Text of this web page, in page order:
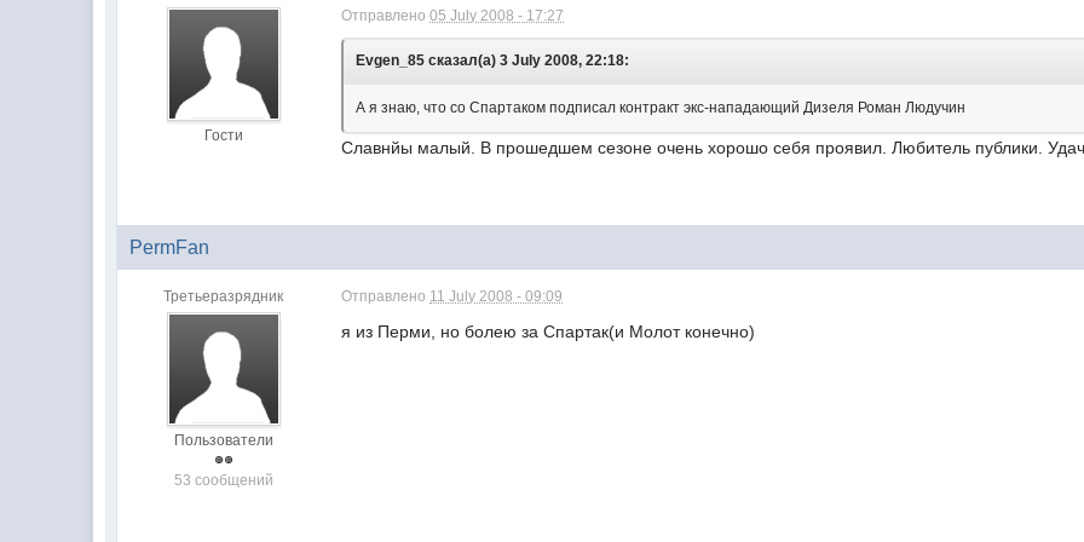
Гости
Отправлено05 July 2008 - 17:27
Evgen_85 сказал(а) 3 July 2008, 22:18:
А я знаю, что со Спартаком подписал контракт экс-нападающий Дизеля Роман Людучин
Славнйы малый. В прошедшем сезоне очень хорошо себя проявил. Любитель публики.
PermFan
Третьеразрядник
Пользователи
53 сообщений
Отправлено 11 July 2008 - 09:09
я из Перми, но болею за Спартак(и Молот конечно)